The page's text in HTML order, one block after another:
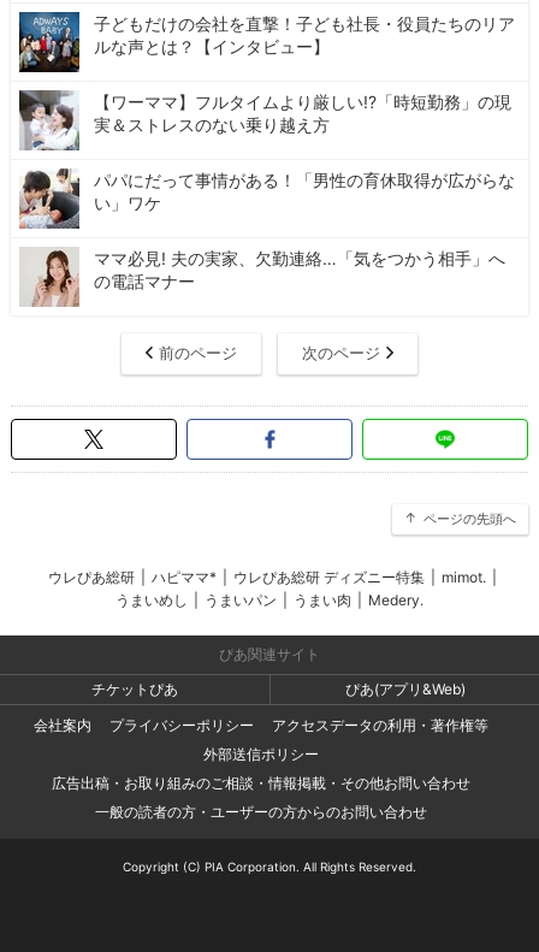
子どもだけの会社を直撃！子ども社長・役員たちのリア
ルな声とは？【インタビュー】
【ワーママ】フルタイムより厳しい!?「時短勤務」の現
実＆ストレスのない乗り越え方
パパにだって事情がある！「男性の育休取得が広がらな
い」ワケ
ママ必見! 夫の実家、欠勤連絡…「気をつかう相手」へ
の電話マナー
前のページ 次のページ
ページの先頭へ
ウレぴあ総研 ハピママ* ウレぴあ総研 ディズニー特集 mimot.
うまいめし
うまいパン うまい肉 Medery.
ぴあ関連サイト
チケットぴあ
ぴあ(アプリ&Web)
会社案内
プライバシーポリシー
アクセスデータの利用・著作権等
外部送信ポリシー
広告出稿・お取り組みのご相談・情報掲載・その他お問い合わせ
一般の読者の方・ユーザーの方からのお問い合わせ
Copyright (C) PIA Corporation. All Rights Reserved.